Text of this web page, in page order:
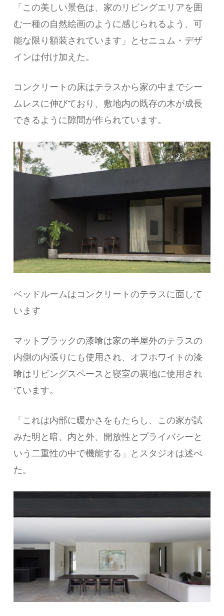
「この美しい景色は、家のリビングエリアを囲
む一種の自然絵画のように感じられるよう、可
能な限り額装されています」とセニュム・デザ
インは付け加えた。
コンクリートの床はテラスから家の中までシー
ムレスに伸びており、敷地内の既存の木が成長
できるように隙間が作られています。
ベッドルームはコンクリートのテラスに面して
います
マットブラックの漆喰は家の半屋外のテラスの
内側の内張りにも使用され、オフホワイトの漆
喰はリビングスペースと寝室の裏地に使用され
ています。
「これは内部に暖かさをもたらし、この家が試
みた明と暗、内と外、開放性とプライバシーと
いう二重性の中で機能する」とスタジオは述べ
た。